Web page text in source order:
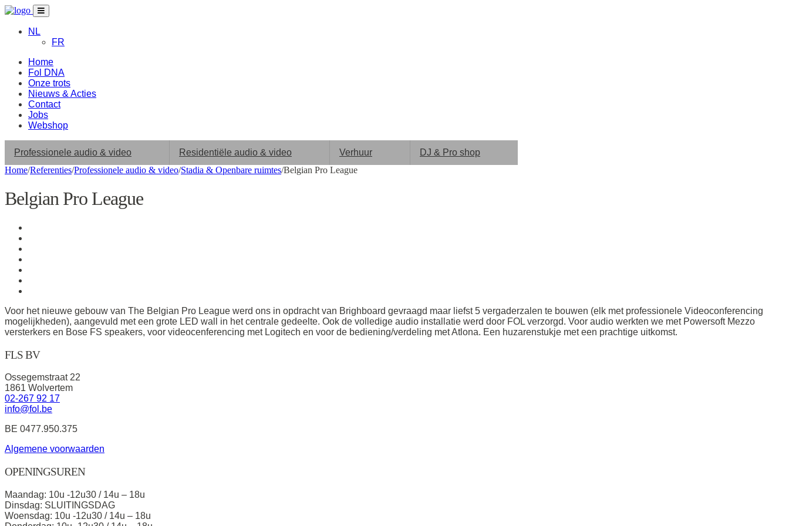
NL
FR
Home
Fol DNA
Onze trots
Nieuws & Acties
Contact
Jobs
Webshop
Professionele audio & video Residentiële audio & video Verhuur
DJ & Pro shop
Home/Referenties/Professionele audio & video/Stadia & Openbare ruimtes/Belgian Pro League
Belgian Pro League
Voor het nieuwe gebouw van The Belgian Pro League werd ons in opdracht van Brighboard gevraagd maar liefst 5 vergaderzalen te bouwen (elk met professionele Videoconferencing
mogelijkheden), aangevuld met een grote LED wall in het centrale gedeelte. Ook de volledige audio installatie werd door FOL verzorgd. Voor audio werkten we met Powersoft Mezzo
versterkers en Bose FS speakers, voor videocenferencing met Logitech en voor de bediening/verdeling met Atlona. Een huzarenstukje met een prachtige uitkomst.
FLS BV
Ossegemstraat 22
1861 Wolvertem
02-267 92 17
info@fol.be
BE 0477.950.375
Algemene voorwaarden
OPENINGSUREN
Maandag: 10u -12u30 / 14u – 18u
Dinsdag: SLUITINGSDAG
Woensdag: 10u -12u30 / 14u – 18u